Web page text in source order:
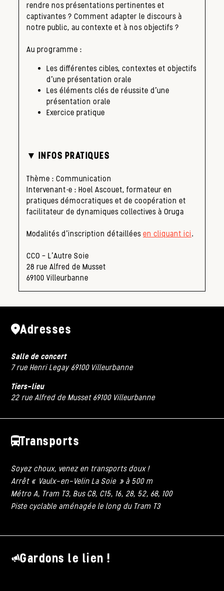
rendre nos présentations pertinentes et
captivantes ? Comment adapter le discours à
notre public, au contexte et à nos objectifs ?
Au programme :
Les différentes cibles, contextes et objectifs
d’une présentation orale
Les éléments clés de réussite d’une
présentation orale
Exercice pratique
▼ INFOS PRATIQUES
Thème : Communication
Intervenant·e : Hoel Ascouet, formateur en
pratiques démocratiques et de coopération et
facilitateur de dynamiques collectives à Oruga
Modalités d’inscription détaillées en cliquant ici.
CCO – L’Autre Soie
28 rue Alfred de Musset
69100 Villeurbanne
Adresses
Salle de concert
7 rue Henri Legay 69100 Villeurbanne
Tiers-lieu
22 rue Alfred de Musset 69100 Villeurbanne
Transports
Soyez choux, venez en transports doux !
Arrêt « Vaulx-en-Velin La Soie » à 500 m
Métro A, Tram T3, Bus C8, C15, 16, 28, 52, 68, 100
Piste cyclable aménagée le long du Tram T3
Gardons le lien !